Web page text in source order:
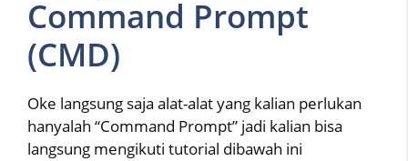
Command Prompt
(CMD)
Oke langsung saja alat-alat yang kalian perlukan
hanyalah “Command Prompt” jadi kalian bisa
langsung mengikuti tutorial dibawah ini